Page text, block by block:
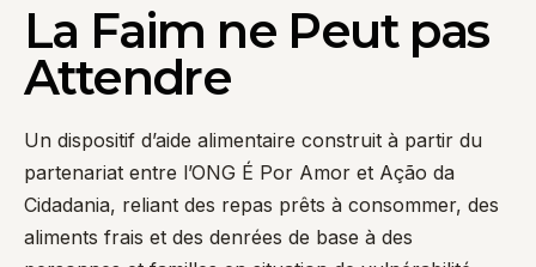
La Faim ne Peut pas
Attendre
Un dispositif d’aide alimentaire construit à partir du
partenariat entre l’ONG É Por Amor et Ação da
Cidadania, reliant des repas prêts à consommer, des
aliments frais et des denrées de base à des